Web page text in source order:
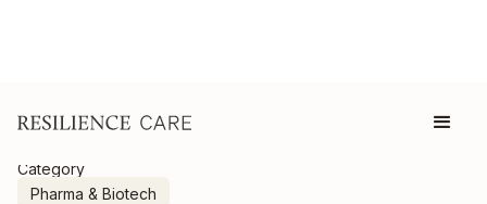
Category
Pharma & Biotech